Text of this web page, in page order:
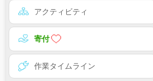
アクティビティ
寄付
作業タイムライン